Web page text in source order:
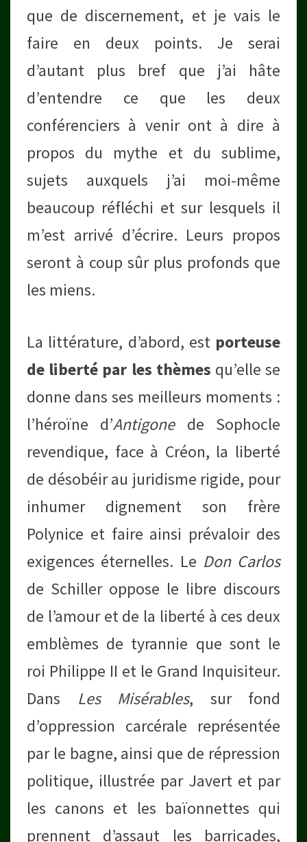
que de discernement, et je vais le
faire en deux points. Je serai
d’autant plus bref que j’ai hâte
d’entendre ce que les deux
conférenciers à venir ont à dire à
propos du mythe et du sublime,
sujets auxquels j’ai moi-même
beaucoup réfléchi et sur lesquels il
m’est arrivé d’écrire. Leurs propos
seront à coup sûr plus profonds que
les miens.
La littérature, d’abord, est porteuse
de liberté par les thèmes qu’elle se
donne dans ses meilleurs moments :
l’héroïne d’Antigone de Sophocle
revendique, face à Créon, la liberté
de désobéir au juridisme rigide, pour
inhumer dignement son frère
Polynice et faire ainsi prévaloir des
exigences éternelles. Le Don Carlos
de Schiller oppose le libre discours
de l’amour et de la liberté à ces deux
emblèmes de tyrannie que sont le
roi Philippe II et le Grand Inquisiteur.
Dans Les Misérables, sur fond
d’oppression carcérale représentée
par le bagne, ainsi que de répression
politique, illustrée par Javert et par
les canons et les baïonnettes qui
prennent d’assaut les barricades,